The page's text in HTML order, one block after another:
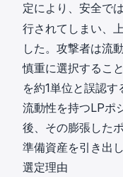
定により、安全で
行されてしまい、
した。攻撃者は流
慎重に選択するこ
を約1単位と誤認
流動性を持つLPポ
後、その膨張した
準備資産を引き出し
選定理由